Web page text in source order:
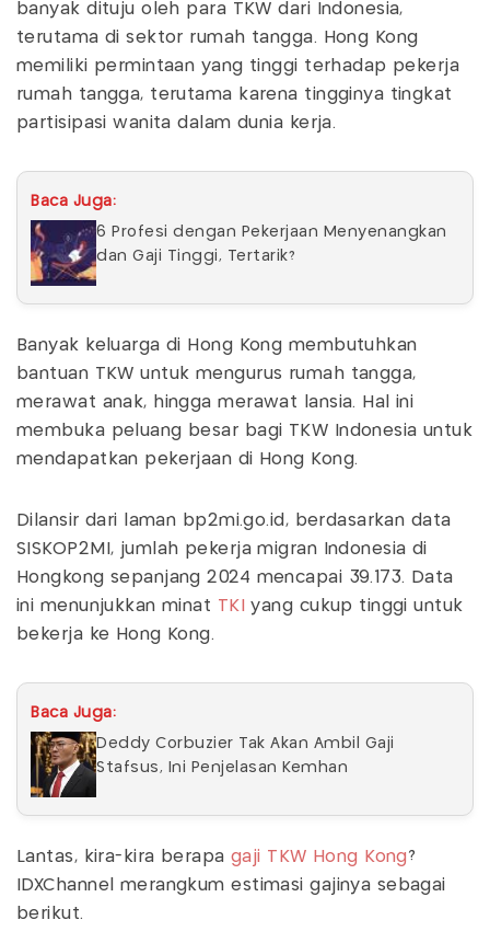
banyak dituju oleh para TKW dari Indonesia,
terutama di sektor rumah tangga. Hong Kong
memiliki permintaan yang tinggi terhadap pekerja
rumah tangga, terutama karena tingginya tingkat
partisipasi wanita dalam dunia kerja.
Baca Juga:
6 Profesi dengan Pekerjaan Menyenangkan
dan Gaji Tinggi, Tertarik?
Banyak keluarga di Hong Kong membutuhkan
bantuan TKW untuk mengurus rumah tangga,
merawat anak, hingga merawat lansia. Hal ini
membuka peluang besar bagi TKW Indonesia untuk
mendapatkan pekerjaan di Hong Kong.
Dilansir dari laman bp2mi.go.id, berdasarkan data
SISKOP2MI, jumlah pekerja migran Indonesia di
Hongkong sepanjang 2024 mencapai 39.173. Data
ini menunjukkan minat TKI
yang cukup tinggi untuk
bekerja ke Hong Kong.
Baca Juga:
Deddy Corbuzier Tak Akan Ambil Gaji
Stafsus, Ini Penjelasan Kemhan
Lantas, kira-kira berapagaji TKW Hong Kong ?
IDXChannel merangkum estimasi gajinya sebagai
berikut.